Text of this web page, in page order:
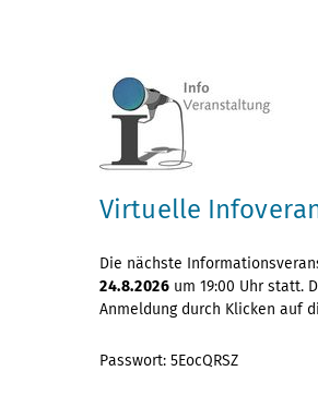
Virtuelle
Die nächste
24.8.2026 um 19:00 Uhr statt.
Anmeldung durch Klicken auf
Passwort: 5EocQRSZ